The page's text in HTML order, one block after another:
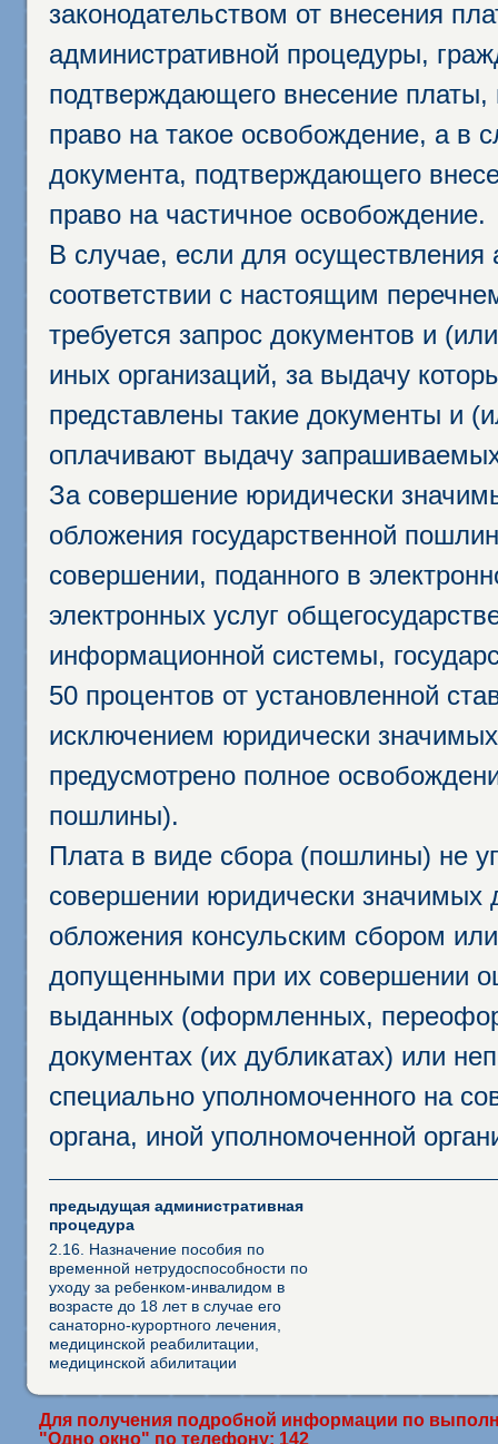
законодательством от внесения
административной процедуры,
подтверждающего внесение
право на такое освобождение, а в
документа, подтверждающего
право на частичное освобождение.
В случае, если для осуществления
соответствии с настоящим
требуется запрос документов и
иных организаций, за выдачу
представлены такие документы и
оплачивают выдачу
За совершение юридически
обложения государственной
совершении, поданного в
электронных услуг
информационной системы,
50 процентов от установленной
исключением юридически
предусмотрено полное
пошлины).
Плата в виде сбора (пошлины) не
совершении юридически
обложения консульским сбором
допущенными при их совершении
выданных (оформленных,
документах (их дубликатах) или
специально уполномоченного на
органа, иной уполномоченной
предыдущая административная
процедура
2.16. Назначение пособия по
временной нетрудоспособности по
уходу за ребенком-инвалидом в
возрасте до 18 лет в случае его
санаторно-курортного лечения,
медицинской реабилитации,
медицинской абилитации
Для получения подробной информации по
"Одно окно" по телефону: 142